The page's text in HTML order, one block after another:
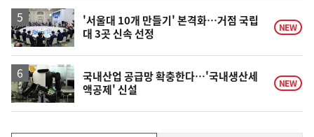
'서울대 10개 만들기' 본격화…거점 국립
대 3곳 신속 선정
NEW
국내산업 공급망 확충한다…'국내생산세
액공제' 신설
NEW